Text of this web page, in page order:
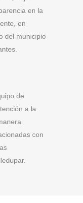
en la
en
del municipio
de
a la
con